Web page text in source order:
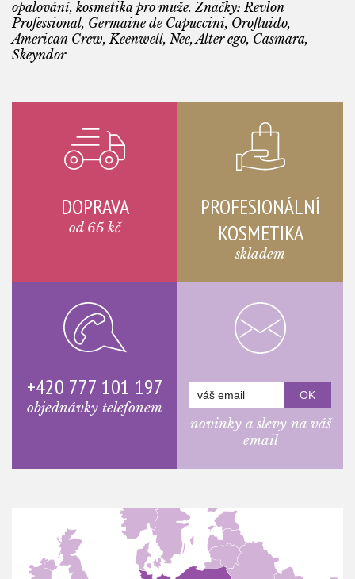
opalování, kosmetika pro muže. Značky: Revlon
Professional, Germaine de Capuccini, Orofluido,
American Crew, Keenwell, Nee, Alter ego, Casmara,
Skeyndor
DOPRAVA
od 65 kč
PROFESIONÁLNÍ
KOSMETIKA
skladem
+420 777 101 197
objednávky telefonem
novinky a slevy na váš
email